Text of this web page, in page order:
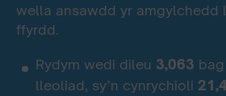
wella ansawdd yr amgylchedd
ffyrdd.
Rydym wedi dileu 3,063
lleoliad, sy’n cynrychioli